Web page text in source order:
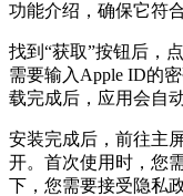
功能介绍，确保它符
找到“获取”按钮后，
需要输入Apple ID的
载完成后，应用会自
安装完成后，前往主
开。首次使用时，您
下，您需要接受隐私